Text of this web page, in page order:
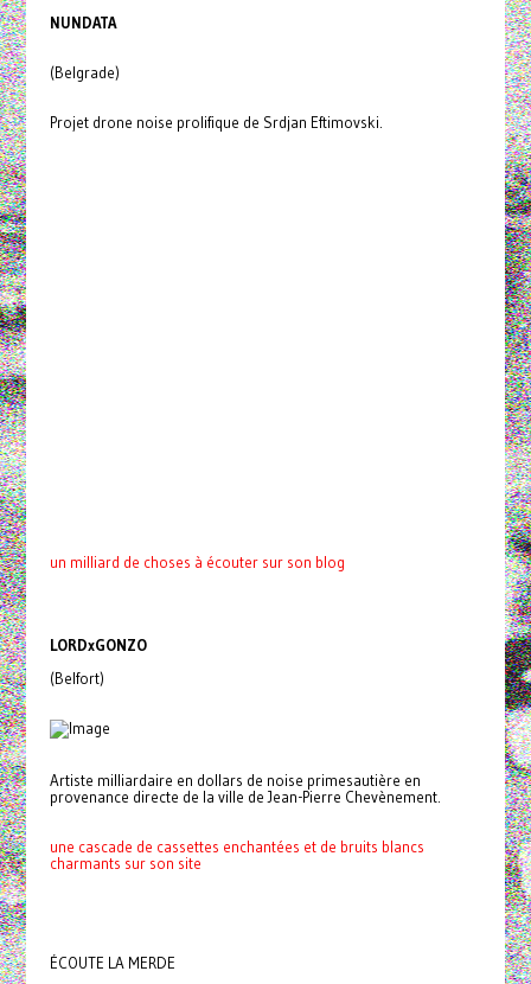
NUNDATA
(Belgrade)
Projet drone noise prolifique de Srdjan Eftimovski.
un milliard de choses à écouter sur son blog
LORDxGONZO
(Belfort)
Artiste milliardaire en dollars de noise primesautière en
provenance directe de la ville de Jean-Pierre Chevènement.
une cascade de cassettes enchantées et de bruits blancs
charmants sur son site
ÉCOUTE LA MERDE